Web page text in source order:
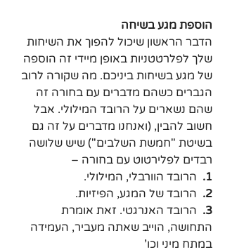
הוספת מגע בשיחה
הדבר הראשון שיכול להפוך את השיחות
שלך לפלרטטניות באופן מיידי זה הוספה
של מגע בשיחות ביניכם. מה שקורה לרוב
הגברים כשהם מדברים עם בחורה זה
שהם נשארים על הרובד המילולי. אבל
חשוב להבין, (ואנחנו מדברים על זה גם
בשיטת "חמשת השלבים") שיש שלושה
רבדים לפלירטוט עם בחורה –
1.
הרובד הוורבלי, המילולי.
2.
הרובד של המגע, הפיזיות.
3.
הרובד האנרגטי. זאת אומרת
התחושה, הוייב שאתה מעביר, העמידה
במתח מיני וכו'